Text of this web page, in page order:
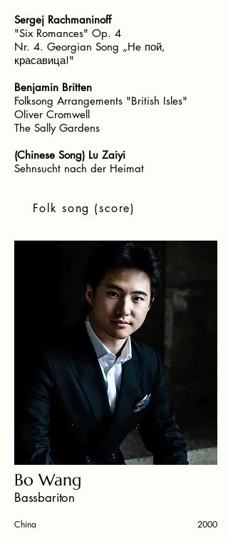
Sergej Rachmaninoff
"Six Romances" Op. 4
Nr. 4. Georgian Song „He пой,
красавица!"
Benjamin Britten
Folksong Arrangements "British Isles"
Oliver Cromwell
The Sally Gardens
(Chinese Song) Lu Zaiyi
Sehnsucht nach der Heimat
Folk song (score)
Bo Wang
Bassbariton
2000
China